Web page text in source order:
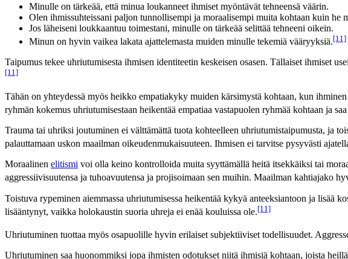
Minulle on tärkeää, että minua loukanneet ihmiset myöntävät tehneensä väärin.
Olen ihmissuhteissani paljon tunnollisempi ja moraalisempi muita kohtaan kuin he
Jos läheiseni loukkaantuu toimestani, minulle on tärkeää selittää tehneeni oikein.
Minun on hyvin vaikea lakata ajattelemasta muiden minulle tekemiä vääryyksiä.[11]
Taipumus tekee uhriutumisesta ihmisen identiteetin keskeisen osasen. Tällaiset ihmiset
[11]
Tähän on yhteydessä myös heikko empatiakyky muiden kärsimystä kohtaan, kun
ryhmän kokemus uhriutumisestaan heikentää empatiaa vastapuolen ryhmää kohtaan ja
Trauma tai uhriksi joutuminen ei välttämättä tuota kohteelleen uhriutumistaipumusta, ja
palauttamaan uskon maailman oikeudenmukaisuuteen. Ihmisen ei tarvitse pysyvästi
Moraalinen elitismi voi olla keino kontrolloida muita syyttämällä heitä itsekkäiksi tai
aggressiivisuutensa ja tuhoavuutensa ja projisoimaan sen muihin. Maailman kahtiajako
Toistuva rypeminen aiemmassa uhriutumisessa heikentää kykyä anteeksiantoon ja lisää
lisääntynyt, vaikka holokaustin suoria uhreja ei enää kouluissa ole.[11]
Uhriutuminen tuottaa myös osapuolille hyvin erilaiset subjektiiviset todellisuudet.
Uhriutuminen saa huonommiksi jopa ihmisten odotukset niitä ihmisiä kohtaan, joista